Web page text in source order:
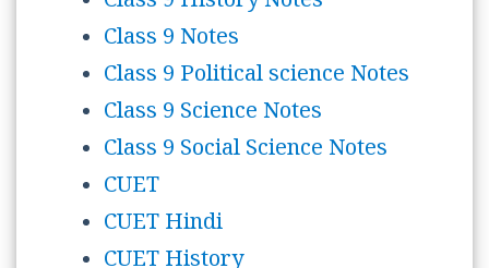
Class 9 Notes
Class 9 Political science Notes
Class 9 Science Notes
Class 9 Social Science Notes
CUET
CUET Hindi